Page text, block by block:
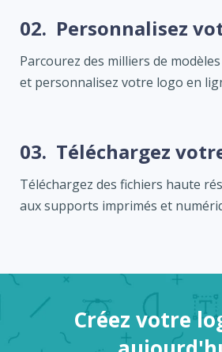
02. Personnalisez
Parcourez des milliers de
et personnalisez votre logo en
03. Téléchargez
Téléchargez des fichiers haute
aux supports imprimés et
Créez votre